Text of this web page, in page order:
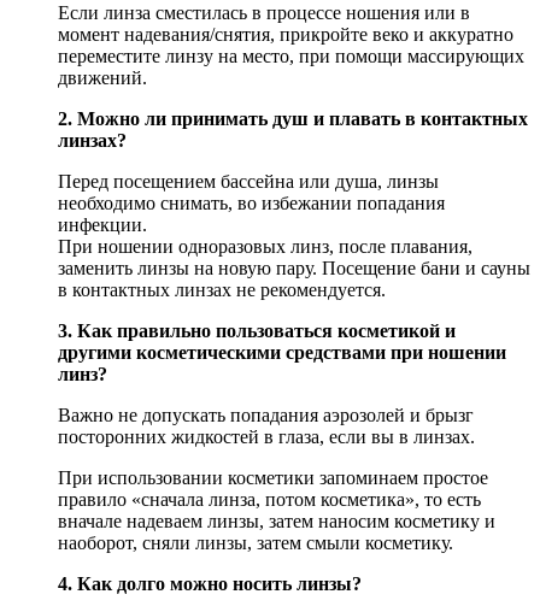
ношении
контактных
линз
Если линза сместилась в процессе ношения или в
момент надевания/снятия, прикройте веко и аккуратно
переместите линзу на место, при помощи массирующих
движений.
2. Можно ли принимать душ и плавать в контактных
линзах?
Перед посещением бассейна или душа, линзы
необходимо снимать, во избежании попадания
инфекции.
При ношении одноразовых линз, после плавания,
заменить линзы на новую пару. Посещение бани и сауны
в контактных линзах не рекомендуется.
3. Как правильно пользоваться косметикой и
другими косметическими средствами при ношении
линз?
Важно не допускать попадания аэрозолей и брызг
посторонних жидкостей в глаза, если вы в линзах.
При использовании косметики запоминаем простое
правило «сначала линза, потом косметика», то есть
вначале надеваем линзы, затем наносим косметику и
наоборот, сняли линзы, затем смыли косметику.
4. Как долго можно носить линзы?